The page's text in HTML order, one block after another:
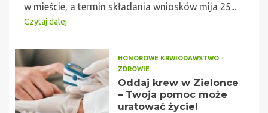
w mieście, a termin składania wniosków mija 25...
Czytaj dalej
HONOROWE KRWIODAWSTWO
ZDROWIE
Oddaj krew w Zielonce
– Twoja pomoc może
uratować życie!